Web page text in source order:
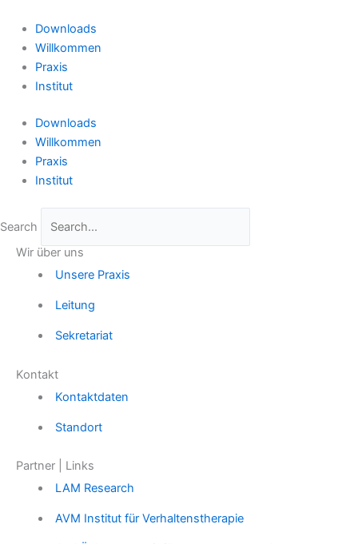
Inhalt
springen
Downloads
Willkommen
Praxis
Institut
Downloads
Willkommen
Praxis
Institut
Search
Wir über uns
Unsere Praxis
Leitung
Sekretariat
Kontakt
Kontaktdaten
Standort
Partner | Links
LAM Research
AVM Institut für Verhaltenstherapie